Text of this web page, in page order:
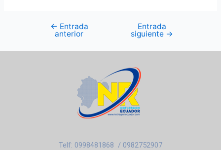
← Entrada
anterior
Entrada
siguiente →
Telf: 0998481868 / 0982752907